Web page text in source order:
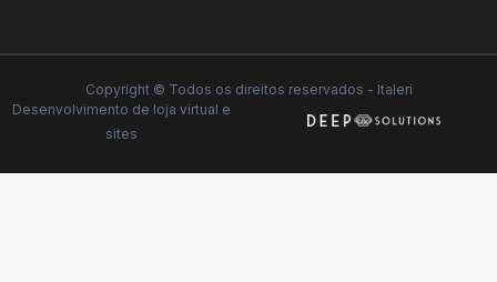
Copyright © Todos os direitos reservados - Italeri
Desenvolvimento de loja virtual e
sites